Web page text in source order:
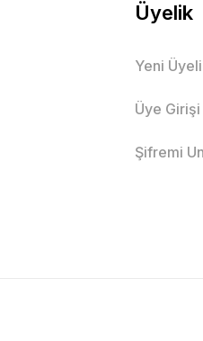
Üyelik
Yeni
Üye Girişi
Şifremi